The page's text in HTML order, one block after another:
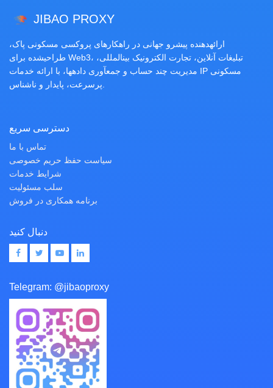
JIBAO PROXY
ارائهدهنده پیشرو جهانی در راهکارهای پروکسی مسکونی پاک،
طراحیشده برای Web3، تبلیغات آنلاین، تجارت الکترونیک بینالمللی،
مدیریت چند حساب و جمعآوری دادهها، با ارائه خدمات IP مسکونی
دسترسی سریع
تماس با ما
سیاست حفظ حریم خصوصی
شرایط خدمات
سلب مسئولیت
برنامه همکاری در فروش
دنبال کنید
Telegram: @jibaoproxy